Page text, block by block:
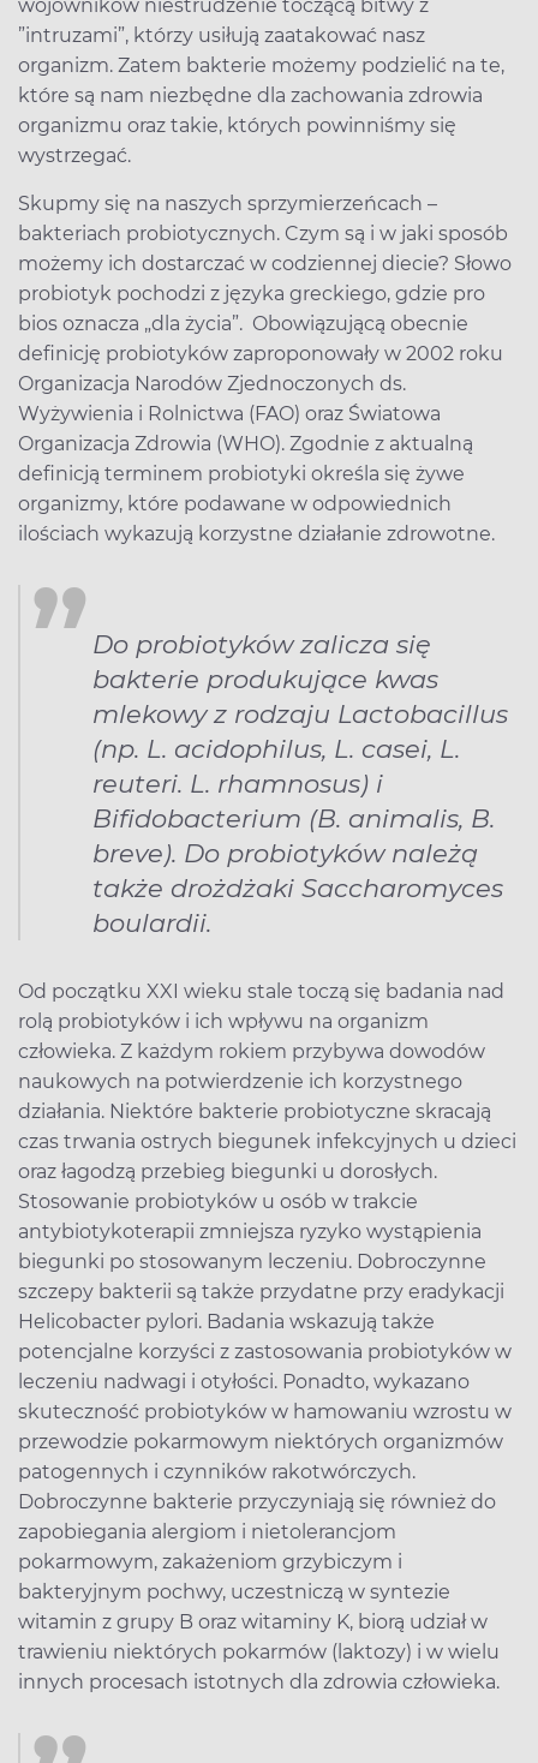
wojowników niestrudzenie toczącą bitwy z
”intruzami”, którzy usiłują zaatakować nasz
organizm. Zatem bakterie możemy podzielić na te,
które są nam niezbędne dla zachowania zdrowia
organizmu oraz takie, których powinniśmy się
wystrzegać.
Skupmy się na naszych sprzymierzeńcach –
bakteriach probiotycznych. Czym są i w jaki sposób
możemy ich dostarczać w codziennej diecie? Słowo
probiotyk pochodzi z języka greckiego, gdzie pro
bios oznacza „dla życia”. Obowiązującą obecnie
definicję probiotyków zaproponowały w 2002 roku
Organizacja Narodów Zjednoczonych ds.
Wyżywienia i Rolnictwa (FAO) oraz Światowa
Organizacja Zdrowia (WHO). Zgodnie z aktualną
definicją terminem probiotyki określa się żywe
organizmy, które podawane w odpowiednich
ilościach wykazują korzystne działanie zdrowotne.
Do probiotyków zalicza się
bakterie produkujące kwas
mlekowy z rodzaju Lactobacillus
(np. L. acidophilus, L. casei, L.
reuteri. L. rhamnosus) i
Bifidobacterium (B. animalis, B.
breve). Do probiotyków należą
także drożdżaki Saccharomyces
boulardii.
Od początku XXI wieku stale toczą się badania nad
rolą probiotyków i ich wpływu na organizm
człowieka. Z każdym rokiem przybywa dowodów
naukowych na potwierdzenie ich korzystnego
działania. Niektóre bakterie probiotyczne skracają
czas trwania ostrych biegunek infekcyjnych u dzieci
oraz łagodzą przebieg biegunki u dorosłych.
Stosowanie probiotyków u osób w trakcie
antybiotykoterapii zmniejsza ryzyko wystąpienia
biegunki po stosowanym leczeniu. Dobroczynne
szczepy bakterii są także przydatne przy eradykacji
Helicobacter pylori. Badania wskazują także
potencjalne korzyści z zastosowania probiotyków w
leczeniu nadwagi i otyłości. Ponadto, wykazano
skuteczność probiotyków w hamowaniu wzrostu w
przewodzie pokarmowym niektórych organizmów
patogennych i czynników rakotwórczych.
Dobroczynne bakterie przyczyniają się również do
zapobiegania alergiom i nietolerancjom
pokarmowym, zakażeniom grzybiczym i
bakteryjnym pochwy, uczestniczą w syntezie
witamin z grupy B oraz witaminy K, biorą udział w
trawieniu niektórych pokarmów (laktozy) i w wielu
innych procesach istotnych dla zdrowia człowieka.